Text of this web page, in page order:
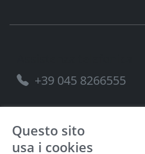
+39 045 8266555
FERRAMENTA VENETA SRL
Questo sito
usa i cookies